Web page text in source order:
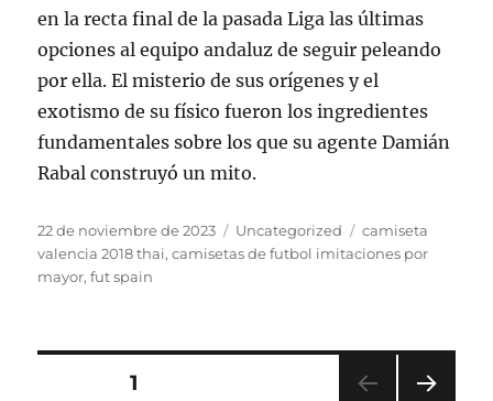
en la recta final de la pasada Liga las últimas
opciones al equipo andaluz de seguir peleando
por ella. El misterio de sus orígenes y el
exotismo de su físico fueron los ingredientes
fundamentales sobre los que su agente Damián
Rabal construyó un mito.
Publicado
el
22 de noviembre de 2023 Categorías
Uncategorized Etiquetas
camiseta
valencia 2018 thai,camisetas de futbol imitaciones por
mayor,fut spain
Paginación
PÁGINA1